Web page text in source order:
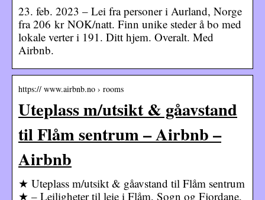
23. feb. 2023 – Lei fra personer i Aurland, Norge
fra 206 kr NOK/natt. Finn unike steder å bo med
lokale verter i 191. Ditt hjem. Overalt. Med
Airbnb.
https:// www.airbnb.no › rooms
Uteplass m/utsikt & gåavstand
til Flåm sentrum – Airbnb –
Airbnb
★ Uteplass m/utsikt & gåavstand til Flåm sentrum
★ – Leiligheter til leie i Flåm, Sogn og Fjordane,